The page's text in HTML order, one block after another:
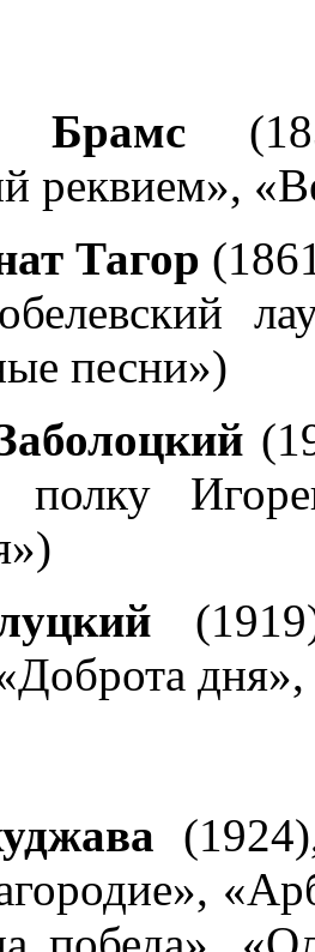
Брамс
реквием»,
Тагор
песни»)